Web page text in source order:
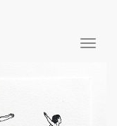
TOGGLE